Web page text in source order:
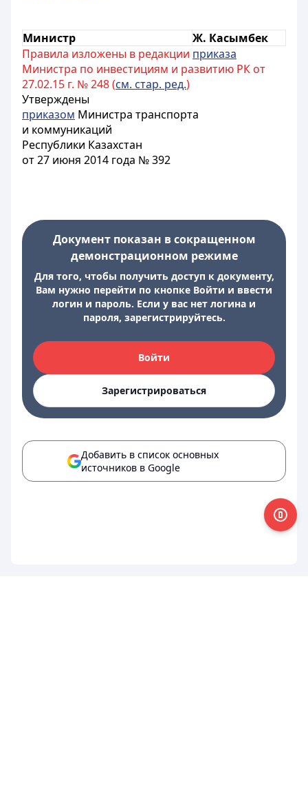
Министр
Ж. Касымбек
Правила изложены в редакции приказа
Министра по инвестициям и развитию РК от
27.02.15 г. № 248 (см. стар. ред.)
Утверждены
приказом Министра транспорта
и коммуникаций
Республики Казахстан
от 27 июня 2014 года № 392
Документ показан в сокращенном
демонстрационном режиме
Для того, чтобы получить доступ к документу,
Вам нужно перейти по кнопке Войти и ввести
логин и пароль. Если у вас нет логина и
пароля, зарегистрируйтесь.
Войти
Зарегистрироваться
Добавить в список основных
источников в Google